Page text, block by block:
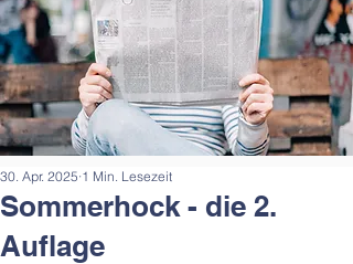
Sommerhock - die 2.
Auflage
30. Apr. 2025 1 Min. Lesezeit